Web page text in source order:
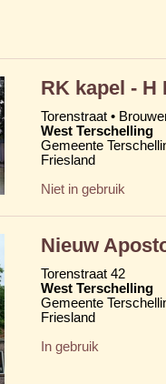
RK kapel - H
Torenstraat •
West Terschelling
Gemeente
Friesland
Niet in gebruik
Nieuw
Torenstraat 42
West Terschelling
Gemeente
Friesland
In gebruik